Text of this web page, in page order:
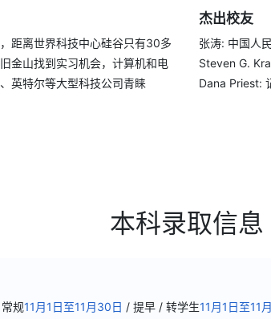
距离世界科技中心硅谷只有30多
金山找到实习机会，计算机和电
英特尔等大型科技公司青睐
杰出校友
张涛: 中国人
Steven G.
Dana Priest:
本科录取信息
常规11月1日至11月30日 / 提早 / 转学生11月1日至11